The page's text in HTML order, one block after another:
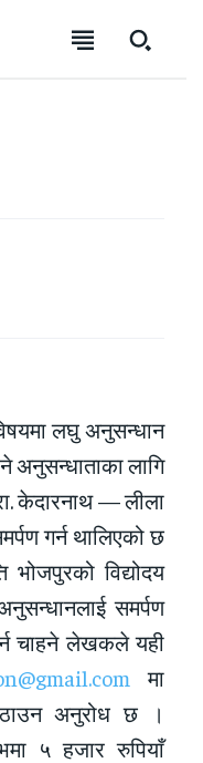
लघु अनुसन्धान
अनुसन्धाताका लागि
केदारनाथ — लीला
गर्न थालिएको छ
भोजपुरको विद्योदय
समर्पण
चाहने लेखकले यही
मा
अनुरोध छ ।
५ हजार रुपियाँ